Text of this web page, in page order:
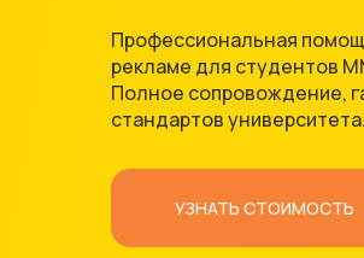
Профессиональная
рекламе для студентов
Полное сопровождение,
стандартов
УЗНАТЬ СТОИМОСТЬ